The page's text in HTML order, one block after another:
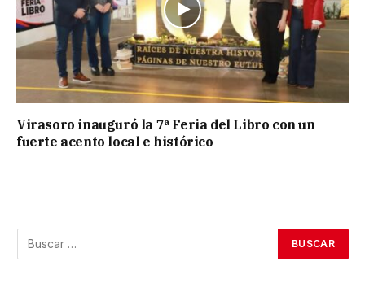
Virasoro inauguró la 7ª Feria del Libro con un
fuerte acento local e histórico